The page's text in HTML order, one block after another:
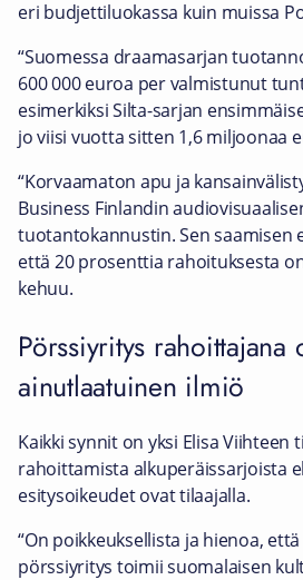
eri budjettiluokassa kuin muissa
“Suomessa draamasarjan
600 000 euroa per valmistunut
esimerkiksi Silta-sarjan
jo viisi vuotta sitten 1,6 miljoonaa
“Korvaamaton apu ja
Business Finlandin
tuotantokannustin. Sen saamisen
että 20 prosenttia rahoituksesta
kehuu.
Pörssiyritys rahoittajana
ainutlaatuinen ilmiö
Kaikki synnit on yksi Elisa Viihteen
rahoittamista alkuperäissarjoista
esitysoikeudet ovat tilaajalla.
“On poikkeuksellista ja hienoa,
pörssiyritys toimii suomalaisen